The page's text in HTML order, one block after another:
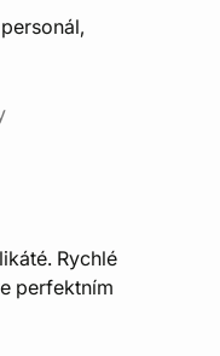
Rychlé
perfektním